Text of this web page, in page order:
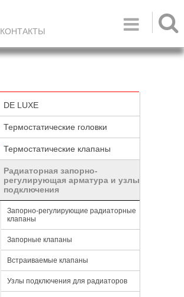

КОНТАКТЫ
DE LUXE
Термостатические головки
Термостатические клапаны
Радиаторная запорно-
регулирующая арматура и узлы
подключения
Запорно-регулирующие радиаторные
клапаны
Запорные клапаны
Встраиваемые клапаны
Узлы подключения для радиаторов